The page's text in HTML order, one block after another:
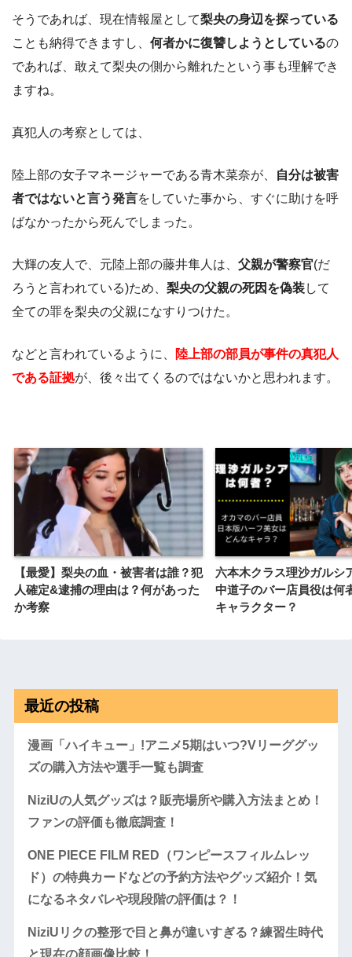
そうであれば、現在情報屋として梨央の身辺を探っている
ことも納得できますし、 何者かに復讐しようとしているの
であれば、敢えて梨央の側から離れたという事も理解でき
ますね。
真犯人の考察としては、
陸上部の女子マネージャーである青木菜奈が、
自分は被害
者ではないと言う発言をしていた事から、すぐに助けを呼
ばなかったから死んでしまった。
大輝の友人で、元陸上部の藤井隼人は、 父親が警察官(だ
ろうと言われている)ため、 梨央の父親の死因を偽装して
全ての罪を梨央の父親になすりつけた。
などと言われているように、
陸上部の部員が事件の真犯人
である証拠が、後々出てくるのではないかと思われます。
【最愛】梨央の血・被害者は誰？犯
人確定&逮捕の理由は？何があった
か考察
六本木クラス理沙ガルシ
中道子のバー店員役は何
キャラクター？
最近の投稿
漫画「ハイキュー」!アニメ5期はいつ?Vリーググッ
ズの購入方法や選手一覧も調査
NiziUの人気グッズは？販売場所や購入方法まとめ！
ファンの評価も徹底調査！
ONE PIECE FILM RED（ワンピースフィルムレッ
ド）の特典カードなどの予約方法やグッズ紹介！気
になるネタバレや現段階の評価は？！
NiziUリクの整形で目と鼻が違いすぎる？練習生時代